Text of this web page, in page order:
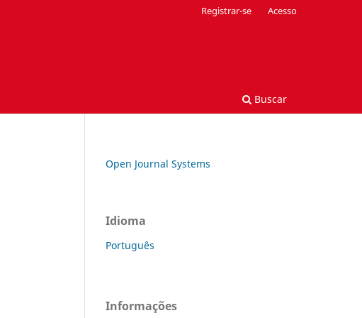
Buscar
Registrar-se Acesso
Open Journal Systems
Idioma
Português
Informações